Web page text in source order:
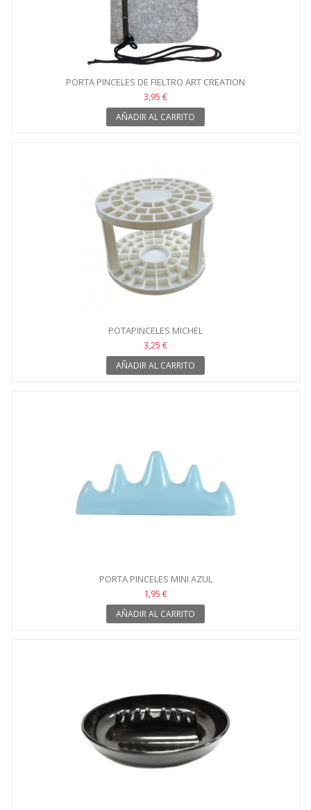
PORTA PINCELES DE FIELTRO ART CREATION
3,95 €
AÑADIR AL CARRITO
POTAPINCELES MICHEL
3,25 €
AÑADIR AL CARRITO
PORTA PINCELES MINI AZUL
1,95 €
AÑADIR AL CARRITO